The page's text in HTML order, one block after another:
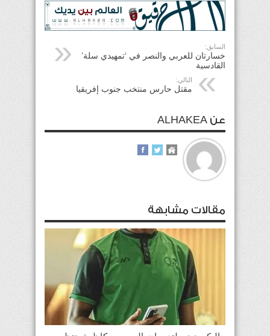
السابق:
خسارتان للعربي والنصر في ‘تمهيدي سلة’
القادسية
التالي:
مقتل حارس منتخب جنوب إفريقيا
عن ALHAKEA
مقالات مشابهة